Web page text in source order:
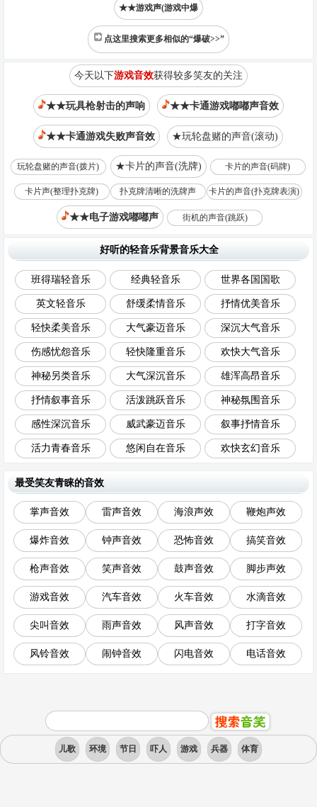
★★游戏声(游戏中爆
点这里搜索更多相似的“爆破>>”
今天以下游戏音效获得较多笑友的关注
★★玩具枪射击的声响 ★★卡通游戏嘟嘟声音效
★★卡通游戏失败声音效 ★玩轮盘赌的声音(滚动)
玩轮盘赌的声音(拨片) ★卡片的声音(洗牌) 卡片的声音(码牌)
卡片声(整理扑克牌) 扑克牌清晰的洗牌声 卡片的声音(扑克牌表演)
★★电子游戏嘟嘟声 街机的声音(跳跃)
好听的轻音乐背景音乐大全
班得瑞轻音乐 经典轻音乐 世界各国国歌
英文轻音乐 舒缓柔情音乐 抒情优美音乐
轻快柔美音乐 大气豪迈音乐 深沉大气音乐
伤感忧怨音乐 轻快隆重音乐 欢快大气音乐
神秘另类音乐 大气深沉音乐 雄浑高昂音乐
抒情叙事音乐 活泼跳跃音乐 神秘氛围音乐
感性深沉音乐 威武豪迈音乐 叙事抒情音乐
活力青春音乐 悠闲自在音乐 欢快玄幻音乐
最受笑友青睐的音效
掌声音效 雷声音效 海浪声效 鞭炮声效
爆炸音效 钟声音效 恐怖音效 搞笑音效
枪声音效 笑声音效 鼓声音效 脚步声效
游戏音效 汽车音效 火车音效 水滴音效
尖叫音效 雨声音效 风声音效 打字音效
风铃音效 闹钟音效 闪电音效 电话音效
儿歌 环境 节日 吓人 游戏 兵器 体育